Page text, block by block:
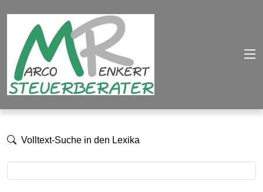
Volltext-Suche in den Lexika